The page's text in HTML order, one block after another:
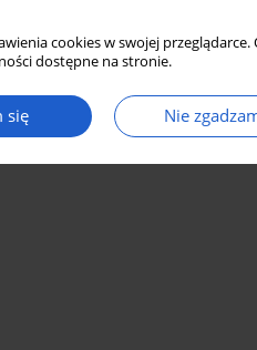
cookies w swojej
dostępne na stronie.
się Nie